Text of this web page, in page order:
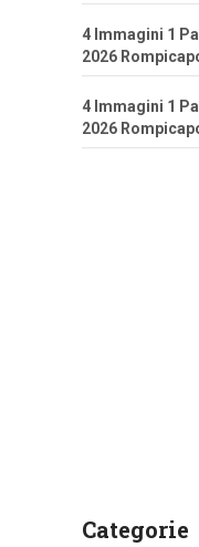
4 Immagini 1
2026
4 Immagini 1
2026
Categorie